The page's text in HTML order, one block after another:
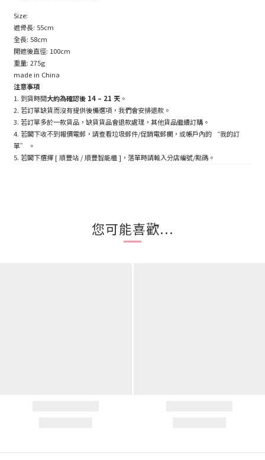
Size:
遮骨長: 55cm
全長: 58cm
開遮後直徑: 100cm
重量: 275g
made in China
注意事項
1. 到貨時間大約為確認後 14 – 21 天 。
2. 若訂單缺貨而沒有提供後備選項，我們會安排退款。
3. 若訂單多於一款貨品，缺貨貨品會退款處理，其他貨品繼續訂購。
4. 若閣下收不到報價電郵，請查看垃圾郵件/促銷電郵欄，或帳戶內的 “我的訂
單” 。
5. 若閣下選擇 [ 順豐站 / 順豐智能櫃 ]，落單時請輸入分店編號/點碼。
您可能喜歡...